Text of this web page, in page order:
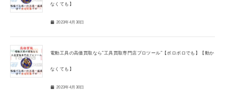
なくても】
2023年4月30日
電動工具の高価買取なら”工具買取専門店プロツール”【ボロボロでも】【動か
なくても】
2023年4月30日